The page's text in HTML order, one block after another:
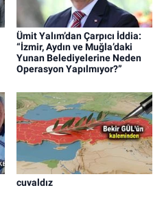
Ümit Yalım’dan Çarpıcı İddia:
“İzmir, Aydın ve Muğla’daki
Yunan Belediyelerine Neden
Operasyon Yapılmıyor?”
cuvaldız